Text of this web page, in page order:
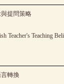
提問策略
Teacher's Teaching
轉換